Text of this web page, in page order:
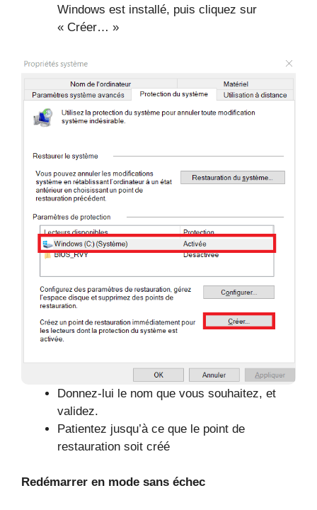
Windows est installé, puis cliquez sur
« Créer… »
Donnez-lui le nom que vous souhaitez, et
validez.
Patientez jusqu’à ce que le point de
restauration soit créé
Redémarrer en mode sans échec